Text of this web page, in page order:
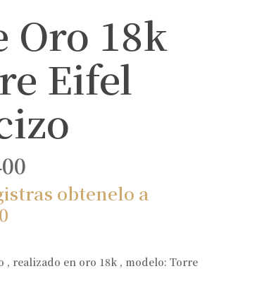
Oro 18k
Eifel
obtenelo a
, realizado en oro 18k , modelo: Torre